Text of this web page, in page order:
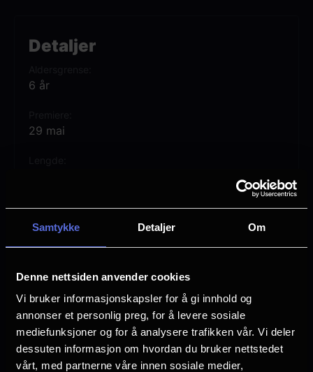
Samtykke Detaljer Om
Denne nettsiden anvender cookies
Vi bruker informasjonskapsler for å gi innhold og
annonser et personlig preg, for å levere sosiale
mediefunksjoner og for å analysere trafikken vår. Vi deler
dessuten informasjon om hvordan du bruker nettstedet
vårt, med partnerne våre innen sosiale medier,
Detaljer
6 år
29 mai
Regi
Marie Limkilde
Vurdering: (4 stemmer 74.75%)
Språk
DA
Sjanger
Children's Movie
Se mer